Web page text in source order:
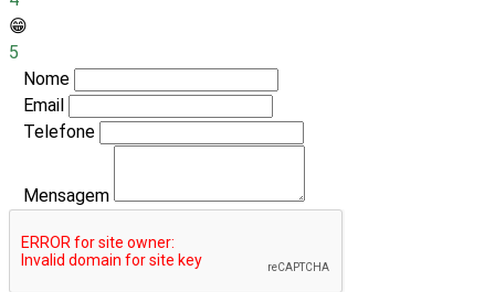
😁
5
Nome
Email
Telefone
Mensagem